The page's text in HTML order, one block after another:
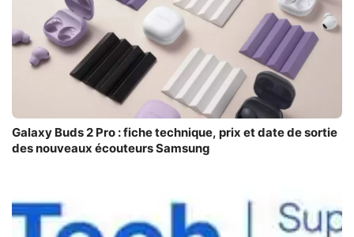
Galaxy Buds 2 Pro : fiche technique, prix et date de sortie
des nouveaux écouteurs Samsung